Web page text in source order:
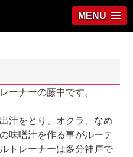
MENU
ーナーの藤中です。
汁をとり、オクラ、なめ
味噌汁を作る事がルーテ
トレーナーは多分神戸で